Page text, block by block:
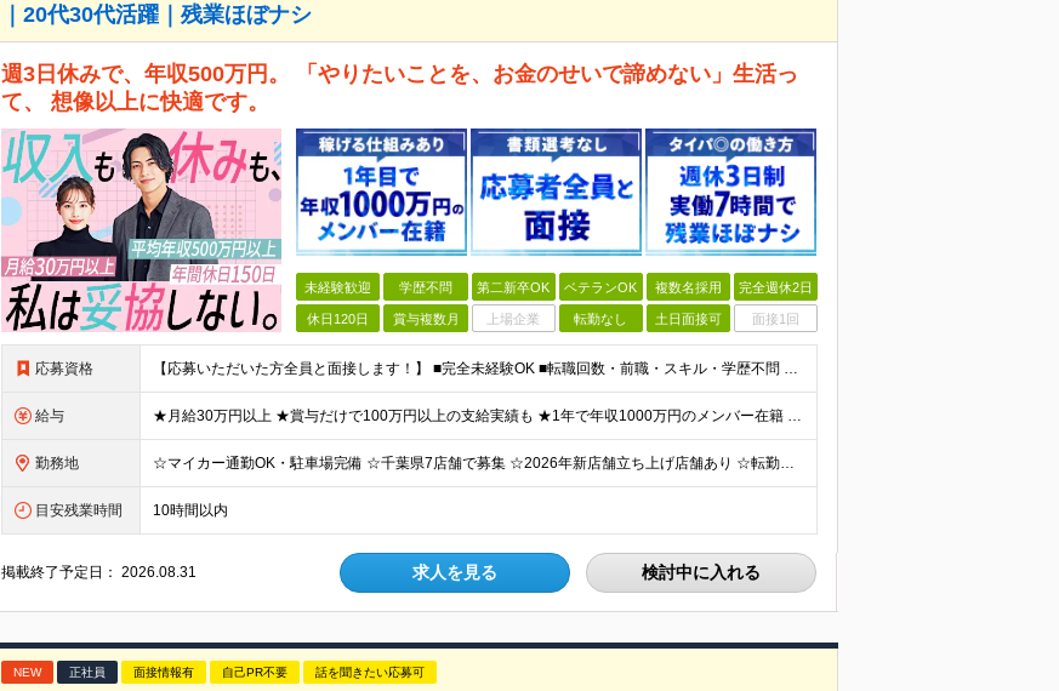
｜20代30代活躍｜残業ほぼナシ
週3日休みで、年収500万円。 「やりたいことを、お金のせいで諦めない」生活っ
て、 想像以上に快適です。
未経験歓迎 学歴不問 第二新卒OK ベテランOK 複数名採用 完全週休2日
休日120日 賞与複数月 上場企業 転勤なし 土日面接可 面接1回
応募資格 【応募いただいた方全員と面接します！】 ■完全未経験OK ■転職回数・前職・スキル・学歴不問 ■20代～30代活躍中！ ★第二新卒も大歓迎 「新卒で入社したけど、環境が合わなくて早期に退職してしまっ
給与 ★月給30万円以上 ★賞与だけで100万円以上の支給実績も ★1年で年収1000万円のメンバー在籍 ★インセンティブで月20万円獲得した実績も 月給30万円～50万円＋賞与年1回（最大3カ月分）＋イ
勤務地 ☆マイカー通勤OK・駐車場完備 ☆千葉県7店舗で募集 ☆2026年新店舗立ち上げ店舗あり ☆転勤なし 本社、もしくは以下店舗での勤務になります。 【本社】 千葉県印旛郡酒々井町本佐倉457-2
目安残業時間 10時間以内
掲載終了予定日：2026.08.31 求人を見る 検討中に入れる
NEW 正社員 面接情報有 自己PR不要 話を聞きたい応募可